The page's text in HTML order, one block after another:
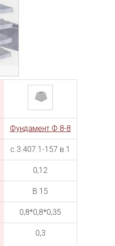
Фундамент Ф 8-8
с.3.407.1-157 в.1
0,12
В 15
0,8*0,8*0,35
0,3